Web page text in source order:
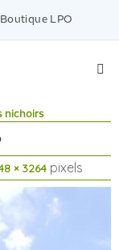
Boutique LPO
nichoirs
× 3264 pixels